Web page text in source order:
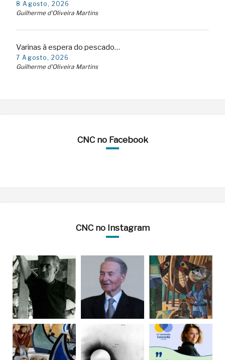
8 Agosto, 2026
Guilherme d'Oliveira Martins
Varinas à espera do pescado…
7 Agosto, 2026
Guilherme d'Oliveira Martins
CNC no Facebook
CNC no Instagram